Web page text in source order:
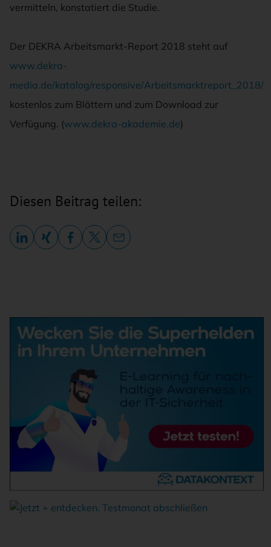
vermitteln, konstatiert die Studie.
Der DEKRA Arbeitsmarkt-Report 2018 steht auf
www.dekra-
media.de/katalog/responsive/Arbeitsmarktreport_2018/
kostenlos zum Blättern und zum Download zur
Verfügung. (www.dekra-akademie.de)
Diesen Beitrag teilen: